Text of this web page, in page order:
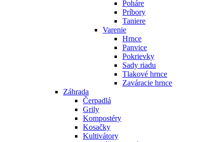
Poháre
Príbory
Taniere
Varenie
Hrnce
Panvice
Pokrievky
Sady riadu
Tlakové hrnce
Zaváracie hrnce
Záhrada
Čerpadlá
Grily
Kompostéry
Kosačky
Kultivátory